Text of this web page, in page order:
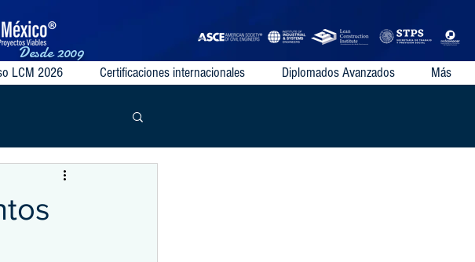
Desde 2009
LCM 2026 Certificaciones internacionales Diplomados Avanzados Más
Colaborativos